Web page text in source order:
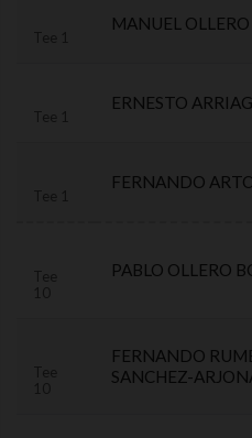
MANUEL
ERNESTO
FERNANDO
PABLO OLLERO
FERNANDO
SANCHEZ-